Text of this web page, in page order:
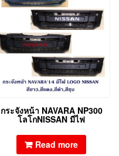
กระจังหน้า NAVARA NP300
โลโกNISSAN มีไฟ
Read more